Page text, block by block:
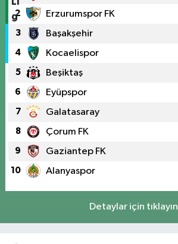
2 Erzurumspor FK
3 Başakşehir
4 Kocaelispor
5 Beşiktaş
6 Eyüpspor
7 Galatasaray
8 Çorum FK
9 Gaziantep FK
10 Alanyaspor
Detaylar için tıklayın